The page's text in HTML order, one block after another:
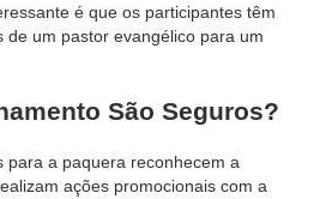
é que os participantes têm
de um pastor evangélico para um
São Seguros?
para a paquera reconhecem a
ações promocionais com a